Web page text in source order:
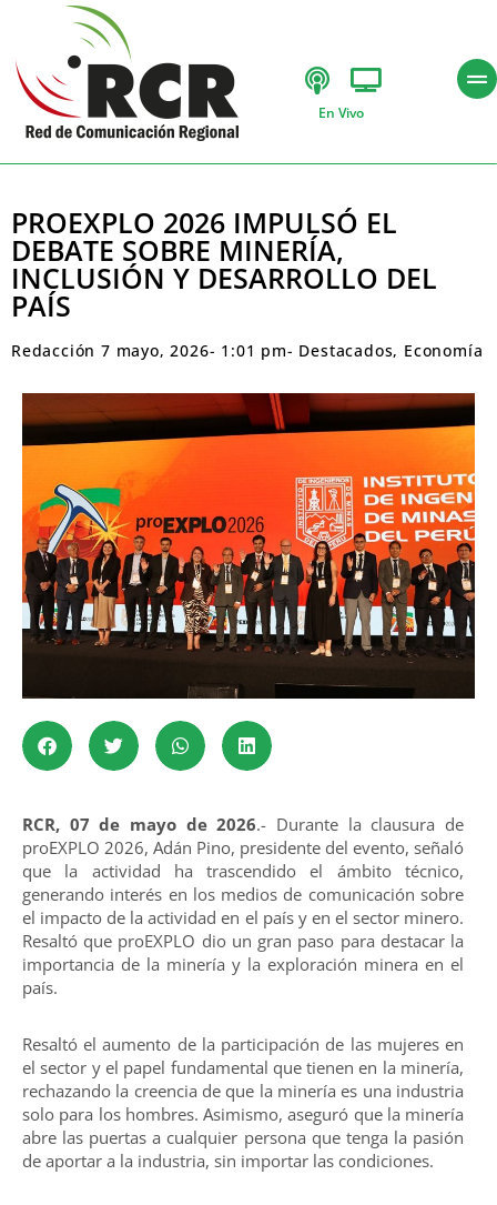
En Vivo
PROEXPLO 2026 IMPULSÓ EL
DEBATE SOBRE MINERÍA,
INCLUSIÓN Y DESARROLLO DEL
PAÍS
Redacción 7 mayo, 2026- 1:01 pm- Destacados, Economía
RCR, 07 de mayo de 2026.- Durante la clausura de
proEXPLO 2026, Adán Pino, presidente del evento, señaló
que la actividad ha trascendido el ámbito técnico,
generando interés en los medios de comunicación sobre
el impacto de la actividad en el país y en el sector minero.
Resaltó que proEXPLO dio un gran paso para destacar la
importancia de la minería y la exploración minera en el
país.
Resaltó el aumento de la participación de las mujeres en
el sector y el papel fundamental que tienen en la minería,
rechazando la creencia de que la minería es una industria
solo para los hombres. Asimismo, aseguró que la minería
abre las puertas a cualquier persona que tenga la pasión
de aportar a la industria, sin importar las condiciones.